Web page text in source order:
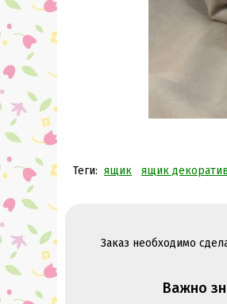
Теги: ящик ящик
Заказ необходимо
Важно